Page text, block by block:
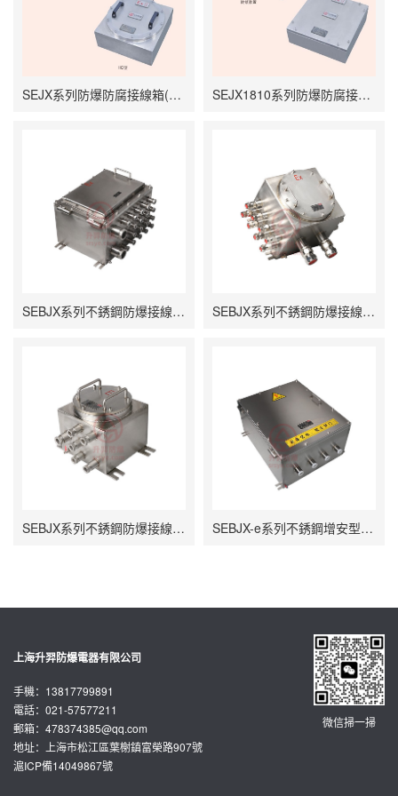
SEJX系列防爆防腐接線箱(不銹鋼) SEJX1810系列防爆防腐接線箱(不銹鋼)
SEBJX系列不銹鋼防爆接線箱（IIB、tD） SEBJX系列不銹鋼防爆接線箱（IIB、IIC、tD）
SEBJX系列不銹鋼防爆接線箱（IIB、IIC、tD） SEBJX-e系列不銹鋼增安型防爆接線箱
微信掃一掃
上海升羿防爆電器有限公司
手機：13817799891
電話：021-57577211
郵箱： 478374385@qq.com
地址：上海市松江區葉榭鎮富榮路907號
滬ICP備14049867號